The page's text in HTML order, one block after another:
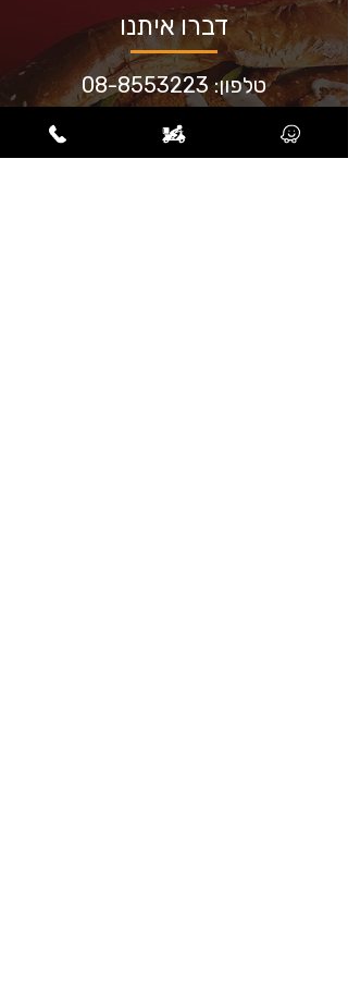
דברו איתנו
טלפון:08-8553223
שעות פעילות:
ימי א׳-ה׳: 10:30-22:00